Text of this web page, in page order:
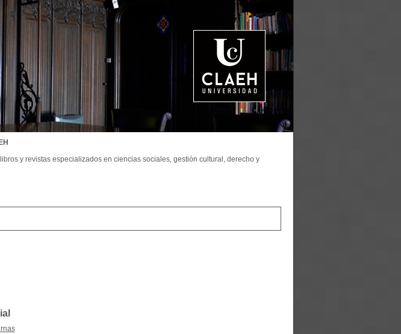
y revistas especializados en ciencias sociales, gestión cultural, derecho y